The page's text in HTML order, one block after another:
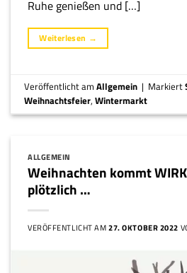
Ruhe genießen und […]
Weiterlesen →
Veröffentlicht amAllgemein | Markiert
Weihnachtsfeier,Wintermarkt
ALLGEMEIN
Weihnachten kommt
plötzlich …
VERÖFFENTLICHT AM27. OKTOBER 2022